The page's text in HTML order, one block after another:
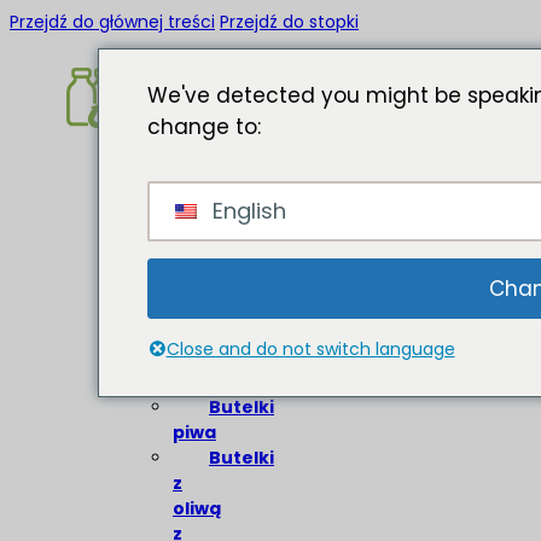
Przejdź do głównej treści Przejdź do stopki
Strona
główna
Butelki
Butelki
piwa
Butelki
z
oliwą
z
We've detected you might be
change to:
English
Close and do not switch language